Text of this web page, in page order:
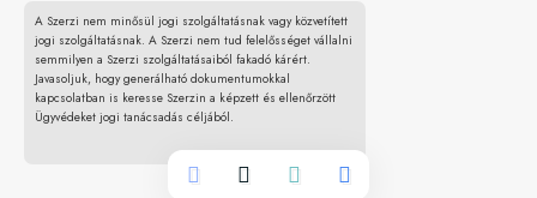
A Szerzi nem minősül jogi szolgáltatásnak vagy közvetített
jogi szolgáltatásnak. A Szerzi nem tud felelősséget vállalni
semmilyen a Szerzi szolgáltatásaiból fakadó kárért.
Javasoljuk, hogy generálható dokumentumokkal
kapcsolatban is keresse Szerzin a képzett és ellenőrzött
Ügyvédeket jogi tanácsadás céljából.